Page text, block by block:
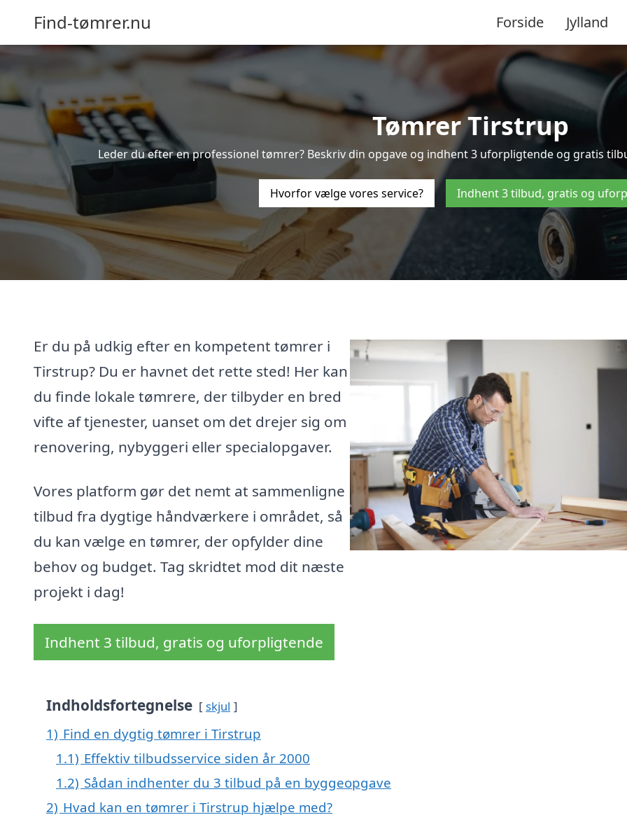
Find-tømrer.nu Forside Jylland
Tømrer Tirstrup
Leder du efter en professionel tømrer? Beskriv din opgave og indhent 3 uforpligtende og gratis
Hvorfor vælge vores service? Indhent 3 tilbud, gratis og
Er du på udkig efter en kompetent tømrer i
Tirstrup? Du er havnet det rette sted! Her kan
du finde lokale tømrere, der tilbyder en bred
vifte af tjenester, uanset om det drejer sig om
renovering, nybyggeri eller specialopgaver.
Vores platform gør det nemt at sammenligne
tilbud fra dygtige håndværkere i området, så
du kan vælge en tømrer, der opfylder dine
behov og budget. Tag skridtet mod dit næste
projekt i dag!
Indhent 3 tilbud, gratis og uforpligtende
Indholdsfortegnelse skjul
1) Find en dygtig tømrer i Tirstrup
1.1) Effektiv tilbudsservice siden år 2000
1.2) Sådan indhenter du 3 tilbud på en byggeopgave
2) Hvad kan en tømrer i Tirstrup hjælpe med?